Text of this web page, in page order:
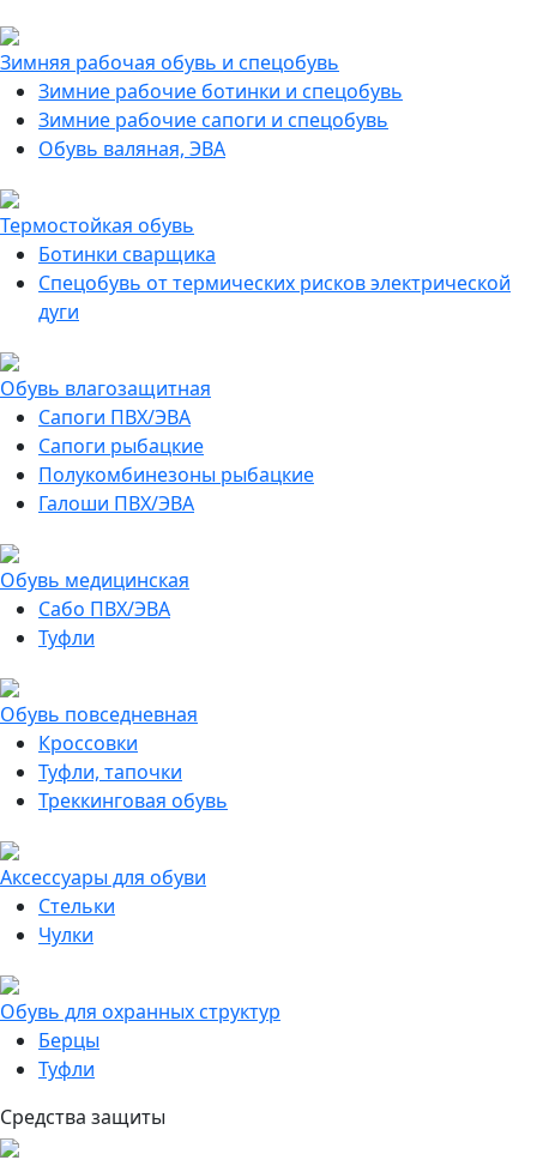
Зимняя рабочая обувь и спецобувь
Зимние рабочие ботинки и спецобувь
Зимние рабочие сапоги и спецобувь
Обувь валяная, ЭВА
Термостойкая обувь
Ботинки сварщика
Спецобувь от термических рисков электрической
дуги
Обувь влагозащитная
Сапоги ПВХ/ЭВА
Сапоги рыбацкие
Полукомбинезоны рыбацкие
Галоши ПВХ/ЭВА
Обувь медицинская
Сабо ПВХ/ЭВА
Туфли
Обувь повседневная
Кроссовки
Туфли, тапочки
Треккинговая обувь
Аксессуары для обуви
Стельки
Чулки
Обувь для охранных структур
Берцы
Туфли
Средства защиты